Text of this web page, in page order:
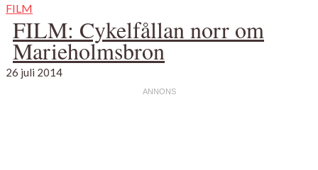
FILM
FILM: Cykelfållan norr om
Marieholmsbron
26 juli 2014